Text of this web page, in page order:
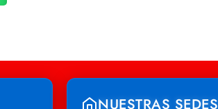
NUESTRAS SEDES